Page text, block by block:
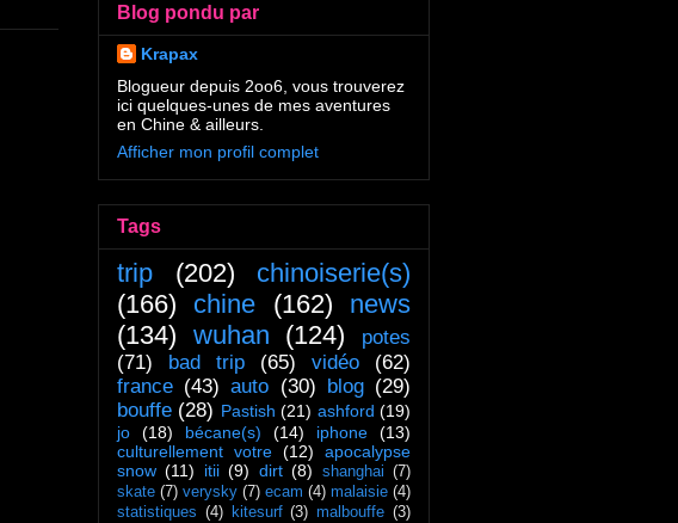
Blog pondu par
Krapax
Blogueur depuis 2oo6, vous trouverez
ici quelques-unes de mes aventures
en Chine & ailleurs.
Afficher mon profil complet
Tags
trip (202)
chinoiserie(s)
(166)
chine (162)
news
(134) wuhan (124)
potes
(71)
bad trip (65) vidéo
(62)
france (43) auto (30) blog (29)
bouffe (28) Pastish (21) ashford (19)
jo
(18) bécane(s) (14) iphone
(13)
culturellement votre (12)
apocalypse
snow (11) itii (9) dirt (8) shanghai (7)
skate (7) verysky (7) ecam (4) malaisie (4)
statistiques (4) kitesurf (3) malbouffe (3)